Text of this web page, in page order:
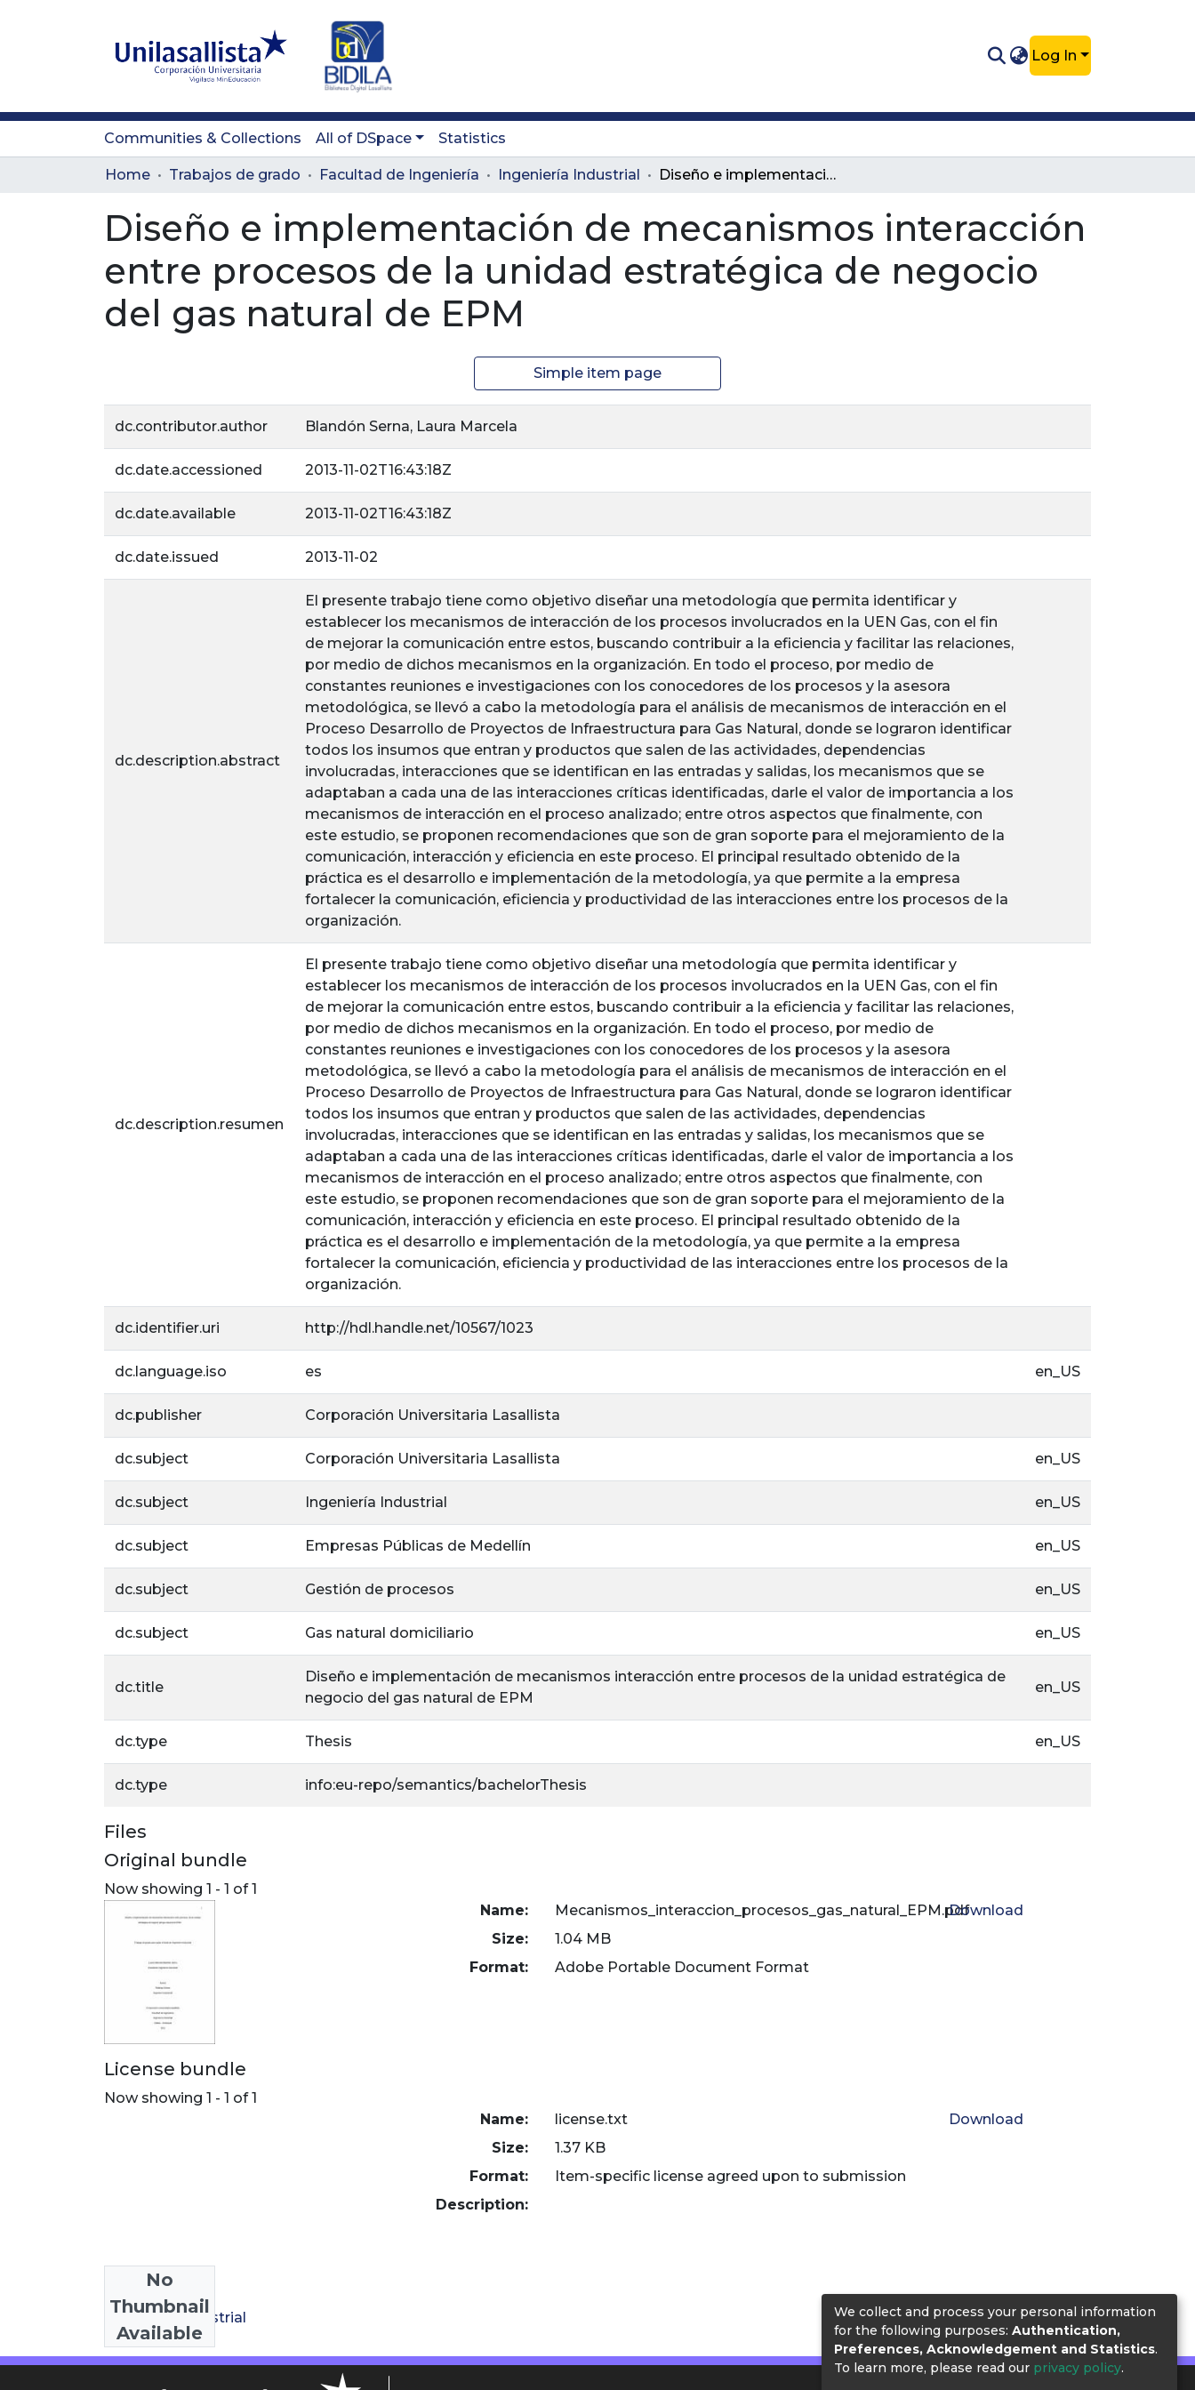
Log In
Communities & Collections All of DSpace Statistics
Home Trabajos de grado Facultad de Ingeniería Ingeniería Industrial Diseño e implementación de mecanismos interacción entre procesos de la unidad estratégica de negocio del gas natural de EPM
Diseño e implementación de mecanismos interacción
entre procesos de la unidad estratégica de negocio
del gas natural de EPM
Simple item page
dc.contributor.author Blandón Serna, Laura Marcela
dc.date.accessioned 2013-11-02T16:43:18Z
dc.date.available 2013-11-02T16:43:18Z
dc.date.issued 2013-11-02
dc.description.abstract
El presente trabajo tiene como objetivo diseñar una metodología que permita identificar y
establecer los mecanismos de interacción de los procesos involucrados en la UEN Gas, con el fin
de mejorar la comunicación entre estos, buscando contribuir a la eficiencia y facilitar las relaciones,
por medio de dichos mecanismos en la organización. En todo el proceso, por medio de
constantes reuniones e investigaciones con los conocedores de los procesos y la asesora
metodológica, se llevó a cabo la metodología para el análisis de mecanismos de interacción en el
Proceso Desarrollo de Proyectos de Infraestructura para Gas Natural, donde se lograron identificar
todos los insumos que entran y productos que salen de las actividades, dependencias
involucradas, interacciones que se identifican en las entradas y salidas, los mecanismos que se
adaptaban a cada una de las interacciones críticas identificadas, darle el valor de importancia a los
mecanismos de interacción en el proceso analizado; entre otros aspectos que finalmente, con
este estudio, se proponen recomendaciones que son de gran soporte para el mejoramiento de la
comunicación, interacción y eficiencia en este proceso. El principal resultado obtenido de la
práctica es el desarrollo e implementación de la metodología, ya que permite a la empresa
fortalecer la comunicación, eficiencia y productividad de las interacciones entre los procesos de la
organización.
dc.description.resumen
El presente trabajo tiene como objetivo diseñar una metodología que permita identificar y
establecer los mecanismos de interacción de los procesos involucrados en la UEN Gas, con el fin
de mejorar la comunicación entre estos, buscando contribuir a la eficiencia y facilitar las relaciones,
por medio de dichos mecanismos en la organización. En todo el proceso, por medio de
constantes reuniones e investigaciones con los conocedores de los procesos y la asesora
metodológica, se llevó a cabo la metodología para el análisis de mecanismos de interacción en el
Proceso Desarrollo de Proyectos de Infraestructura para Gas Natural, donde se lograron identificar
todos los insumos que entran y productos que salen de las actividades, dependencias
involucradas, interacciones que se identifican en las entradas y salidas, los mecanismos que se
adaptaban a cada una de las interacciones críticas identificadas, darle el valor de importancia a los
mecanismos de interacción en el proceso analizado; entre otros aspectos que finalmente, con
este estudio, se proponen recomendaciones que son de gran soporte para el mejoramiento de la
comunicación, interacción y eficiencia en este proceso. El principal resultado obtenido de la
práctica es el desarrollo e implementación de la metodología, ya que permite a la empresa
fortalecer la comunicación, eficiencia y productividad de las interacciones entre los procesos de la
organización.
dc.identifier.uri http://hdl.handle.net/10567/1023
dc.language.iso es en_US
dc.publisher Corporación Universitaria Lasallista
dc.subject Corporación Universitaria Lasallista en_US
dc.subject Ingeniería Industrial en_US
dc.subject Empresas Públicas de Medellín en_US
dc.subject Gestión de procesos en_US
dc.subject Gas natural domiciliario en_US
dc.title
Diseño e implementación de mecanismos interacción entre procesos de la unidad estratégica de
negocio del gas natural de EPM
en_US
dc.type Thesis en_US
dc.type info:eu-repo/semantics/bachelorThesis
Files
Original bundle
Now showing 1 - 1 of 1
Name:
Mecanismos_interaccion_procesos_gas_natural_EPM.pdf
Size:
1.04 MB
Format:
Adobe Portable Document Format
Download
License bundle
Now showing 1 - 1 of 1
No
Thumbnail
Available
Name:
license.txt
Size:
1.37 KB
Format:
Item-specific license agreed upon to submission
Description:
Download
Collections
Ingeniería Industrial
We collect and process your personal information
for the following purposes: Authentication,
Preferences, Acknowledgement and Statistics.
To learn more, please read our privacy policy.